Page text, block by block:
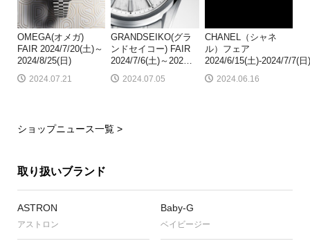
OMEGA(オメガ)
FAIR 2024/7/20(土)～
2024/8/25(日)
2024.07.21
GRANDSEIKO(グラ
ンドセイコー) FAIR
2024/7/6(土)～202…
2024.07.05
CHANEL（シャネ
ル）フェア
2024/6/15(土)-2024/7/7(日)
2024.06.16
ショップニュース一覧 >
取り扱いブランド
ASTRON
アストロン
Baby-G
ベイビージー